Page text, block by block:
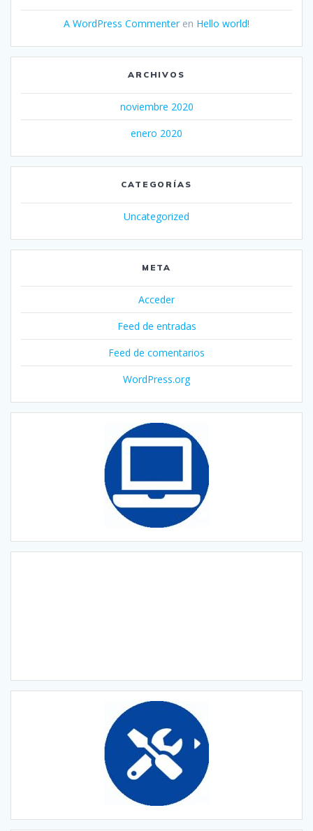
A WordPress Commenteren Hello world!
ARCHIVOS
noviembre 2020
enero 2020
CATEGORÍAS
Uncategorized
META
Acceder
Feed de entradas
Feed de comentarios
WordPress.org